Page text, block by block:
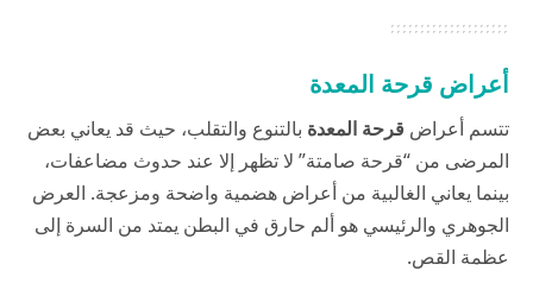
أعراض قرحة المعدة
تتسم أعراض قرحة المعدة بالتنوع والتقلب، حيث قد يعاني بعض
المرضى من “قرحة صامتة” لا تظهر إلا عند حدوث مضاعفات،
بينما يعاني الغالبية من أعراض هضمية واضحة ومزعجة. العرض
الجوهري والرئيسي هو ألم حارق في البطن يمتد من السرة إلى
عظمة القص.